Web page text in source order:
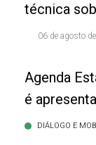
técnica
06 de agosto
Agenda
é
DIÁLOGO E